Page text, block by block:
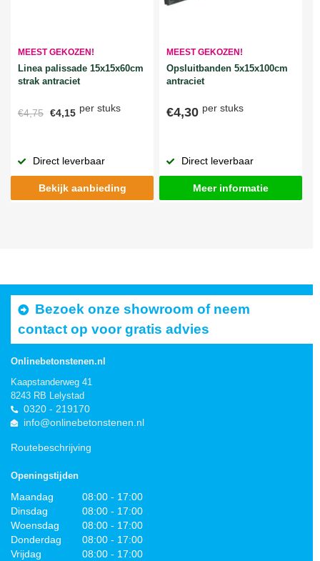
MEEST GEKOZEN!
Linea palissade 15x15x60cm
strak antraciet
€4,75 €4,15 per stuks
Direct leverbaar
Bekijk aanbieding
MEEST GEKOZEN!
Opsluitbanden 5x15x100cm
antraciet
€4,30 per stuks
Direct leverbaar
Meer informatie
Bezoek onze showroom of neem
contact op voor gratis advies
Onlinebetonstenen.nl
Kaapstanderweg 41
8243 RB Lelystad
0320 - 219170
info@onlinebetonstenen.nl
Routebeschrijving
Openingstijden
Maandag
08:00 - 17:00
Dinsdag
08:00 - 17:00
Woensdag
08:00 - 17:00
Donderdag
08:00 - 17:00
Vrijdag
08:00 - 17:00